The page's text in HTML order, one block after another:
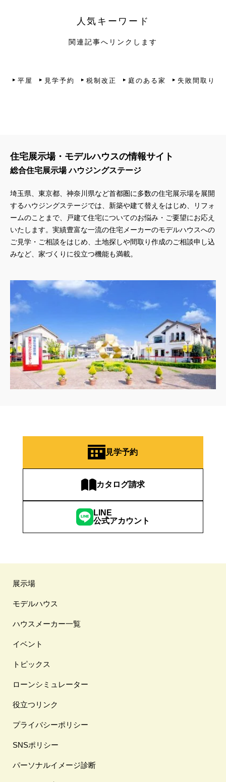
人気キーワード
関連記事へリンクします
平屋 見学予約 税制改正 庭のある家 失敗間取り
住宅展示場・モデルハウスの情報サイト
総合住宅展示場 ハウジングステージ
埼玉県、東京都、神奈川県など首都圏に多数の住宅展示場を展開
するハウジングステージでは、新築や建て替えをはじめ、リフォ
ームのことまで、戸建て住宅についてのお悩み・ご要望にお応え
いたします。実績豊富な一流の住宅メーカーのモデルハウスへの
ご見学・ご相談をはじめ、土地探しや間取り作成のご相談申し込
みなど、家づくりに役立つ機能も満載。
見学予約
カタログ請求
LINE
公式アカウント
展示場
モデルハウス
ハウスメーカー一覧
イベント
トピックス
ローンシミュレーター
役立つリンク
プライバシーポリシー
SNSポリシー
パーソナルイメージ診断